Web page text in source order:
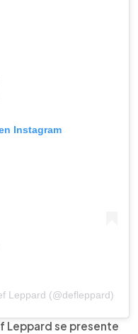
Instagram
Leppard (@defleppard)
Leppard se presente